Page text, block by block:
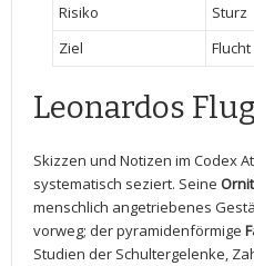
Risiko
Sturz
Ziel
Flucht
Leonardos
Skizzen und Notizen im Codex
systematisch seziert.⁤ Seine
⁢menschlich angetriebenes
vorweg; der pyramidenförmige
Studien der ⁤Schultergelenke,